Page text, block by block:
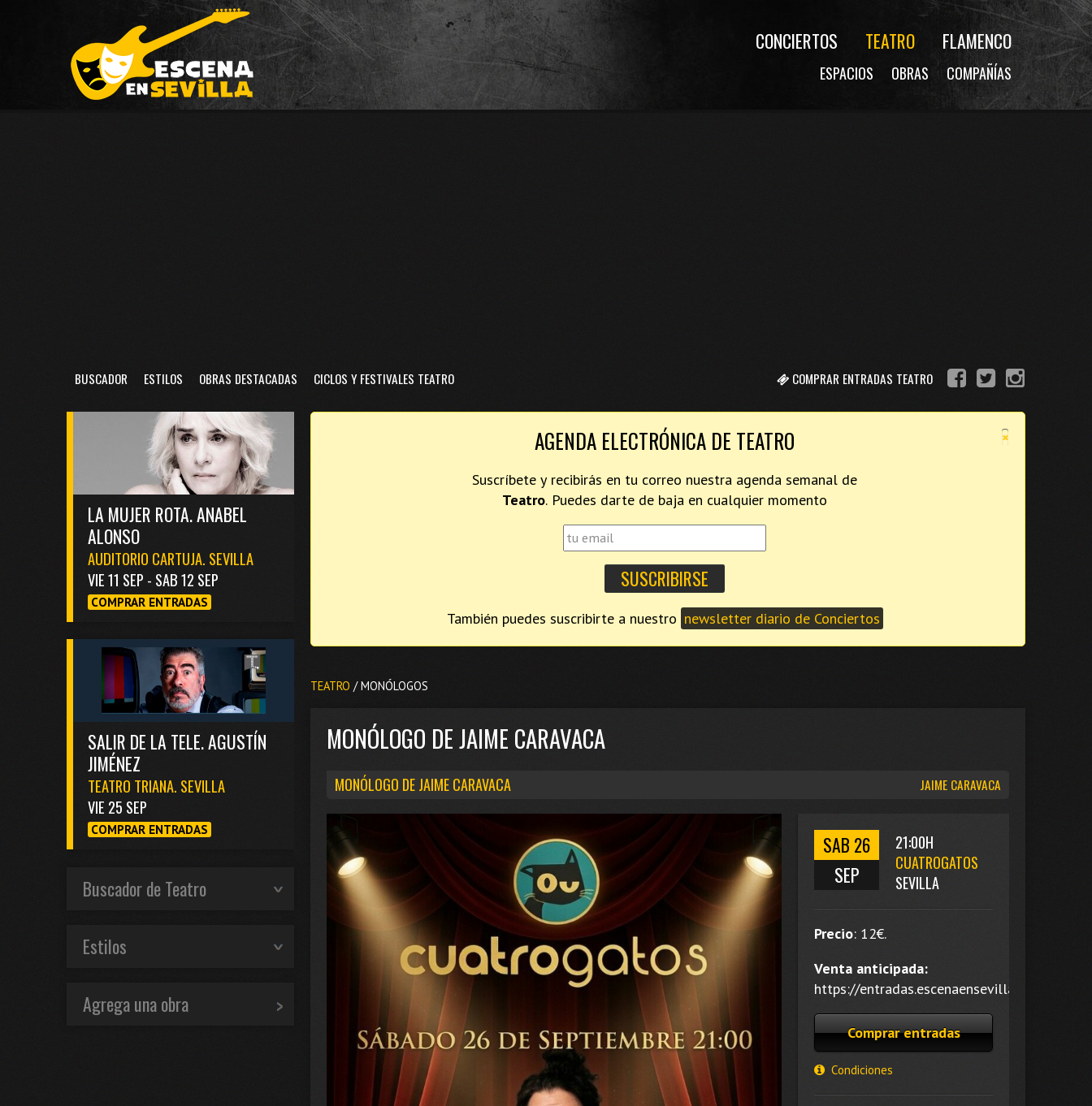
CONCIERTOS TEATRO FLAMENCO
ESPACIOS OBRAS COMPAÑÍAS
COMPRAR ENTRADAS TEATRO
BUSCADOR ESTILOS OBRAS DESTACADAS CICLOS Y FESTIVALES TEATRO
×
AGENDA ELECTRÓNICA DE TEATRO
Suscríbete y recibirás en tu correo nuestra agenda semanal de
Teatro. Puedes darte de baja en cualquier momento
También puedes suscribirte a nuestro newsletter diario de Conciertos
TEATRO / MONÓLOGOS
MONÓLOGO DE JAIME CARAVACA
JAIME CARAVACA
MONÓLOGO DE JAIME CARAVACA
SAB 26
SEP
21:00H
CUATROGATOS
SEVILLA
Precio: 12€.
Venta anticipada:
https://entradas.escenaensevilla.es/.
Comprar entradas
Condiciones
LA MUJER ROTA. ANABEL
ALONSO
AUDITORIO CARTUJA. SEVILLA
VIE 11 SEP - SAB 12 SEP
COMPRAR ENTRADAS
SALIR DE LA TELE. AGUSTÍN
JIMÉNEZ
TEATRO TRIANA. SEVILLA
VIE 25 SEP
COMPRAR ENTRADAS
Buscador de Teatro
Estilos
Agrega una obra